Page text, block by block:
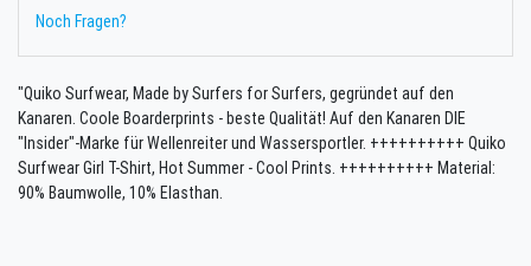
Noch Fragen?
"Quiko Surfwear, Made by Surfers for Surfers, gegründet auf den
Kanaren. Coole Boarderprints - beste Qualität! Auf den Kanaren DIE
"Insider"-Marke für Wellenreiter und Wassersportler. ++++++++++ Quiko
Surfwear Girl T-Shirt, Hot Summer - Cool Prints. ++++++++++ Material:
90% Baumwolle, 10% Elasthan.